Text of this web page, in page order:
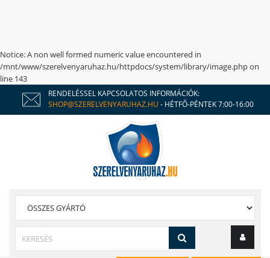
Notice: A non well formed numeric value encountered in
/mnt/www/szerelvenyaruhaz.hu/httpdocs/system/library/image.phpon
line 143
RENDELÉSSEL KAPCSOLATOS INFORMÁCIÓK:
SHOP@SZERELVENYARUHAZ.HU - HÉTFŐ-PÉNTEK 7:00-16:00